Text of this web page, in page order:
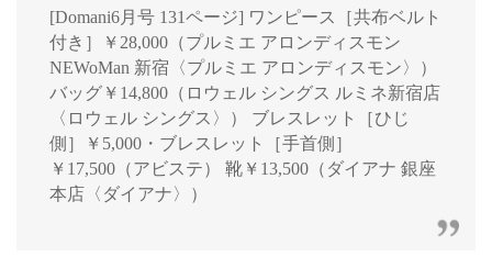
[Domani6月号 131ページ] ワンピース［共布ベルト
付き］￥28,000（プルミエ アロンディスモン
NEWoMan 新宿〈プルミエ アロンディスモン〉）
バッグ￥14,800（ロウェル シングス ルミネ新宿店
〈ロウェル シングス〉） ブレスレット［ひじ
側］￥5,000・ブレスレット［手首側］
￥17,500（アビステ） 靴￥13,500（ダイアナ 銀座
本店〈ダイアナ〉）